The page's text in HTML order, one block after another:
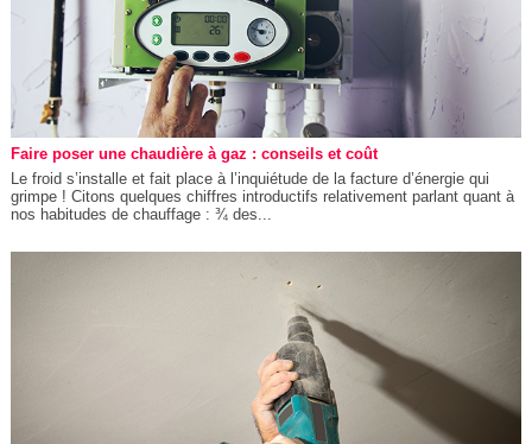
Faire poser une chaudière à gaz : conseils et coût
Le froid s’installe et fait place à l’inquiétude de la facture d’énergie qui
grimpe ! Citons quelques chiffres introductifs relativement parlant quant à
nos habitudes de chauffage : ¾ des...